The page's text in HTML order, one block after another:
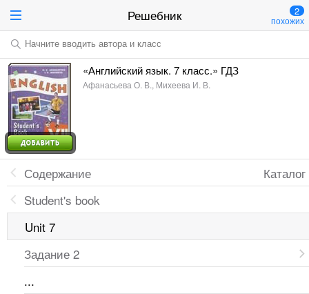
Решебник 2
похожих
Начните вводить автора и класс
«Английский язык. 7 класс.» ГДЗ
Афанасьева О. В., Михеева И. В.
Каталог
Содержание
Student's book
Unit 7
Задание 2
...